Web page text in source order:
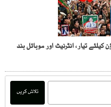
تیار، انٹرنیٹ اور موبائل بند
تلاش کریں